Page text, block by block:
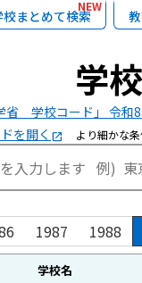
校まとめて検索
NEW
学
省 学校コード」 令和
を開く open_in_new より細かな
1987 1988
学校名